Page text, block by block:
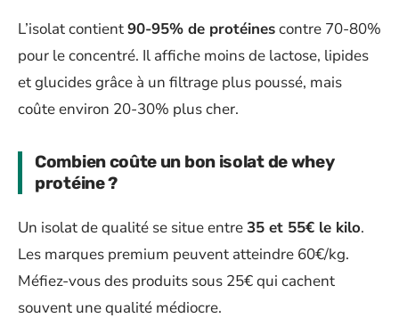
L’isolat contient90-95% de protéinescontre 70-80%
pour le concentré. Il affiche moins de lactose, lipides
et glucides grâce à un filtrage plus poussé, mais
coûte environ 20-30% plus cher.
Combien coûte un bon isolat de whey
protéine ?
Un isolat de qualité se situe entre35 et 55€ le kilo.
Les marques premium peuvent atteindre 60€/kg.
Méfiez-vous des produits sous 25€ qui cachent
souvent une qualité médiocre.